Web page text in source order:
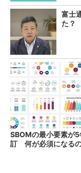
富士
た？
SBOMの最小要素が
訂 何が必須になる